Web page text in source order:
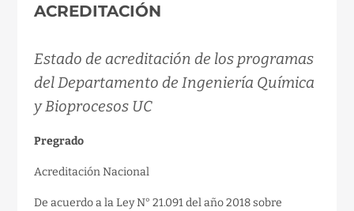
ACREDITACIÓN
Estado de acreditación de los programas
del Departamento de Ingeniería Química
y Bioprocesos UC
Pregrado
Acreditación Nacional
De acuerdo a la Ley N° 21.091 del año 2018 sobre